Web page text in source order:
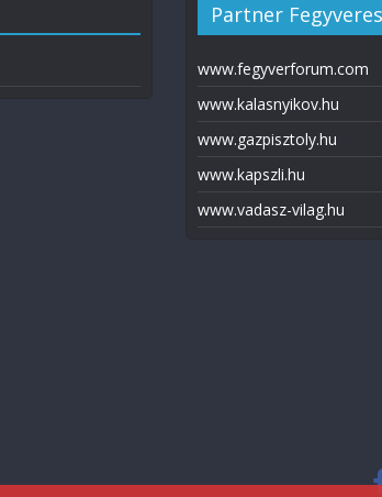
Partner
www.fegyverforum.com
www.kalasnyikov.hu
www.gazpisztoly.hu
www.kapszli.hu
www.vadasz-vilag.hu